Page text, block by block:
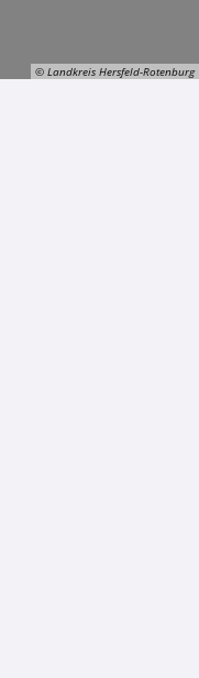
© Landkreis Hersfeld-Rotenburg